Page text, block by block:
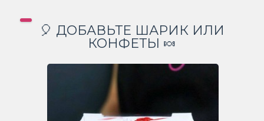
🎈 ДОБАВЬТЕ ШАРИК ИЛИ
КОНФЕТЫ 🍬